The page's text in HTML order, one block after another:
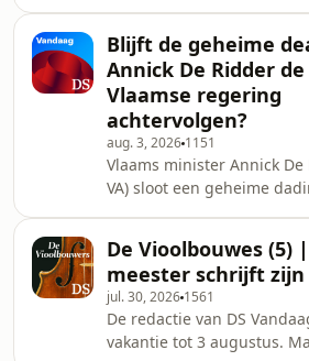
Anysa maken zich zorgen
idool: “Er
jongeren hoopten Europa
komen. "Op sociale media
wijsgemaakt dat ze niet
teruggestuurd konden
dat klopt niet”, zegt collega
Lobel. ­ De meeste
ondertussen al
Marokko, maar het
rond migratie is
Blijft de geheime
Annick De Ridder de
Vlaamse regering
achtervolgen?
aug. 3, 2026 1151
Vlaams minister Annick De
VA) sloot een geheime
Oostende. Wat staat er
geheime deal? En hoe
kans dat dit dossier de
regering in september,
begrotingsgesprekken,
De Vioolbouwes (5)
meester schrijft zijn
jul. 30, 2026 1561
­De redactie van DS
vakantie tot 3 augustus.